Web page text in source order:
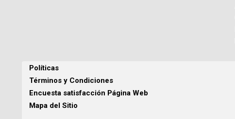
Políticas
Términos y Condiciones
Encuesta satisfacción Página Web
Mapa del Sitio